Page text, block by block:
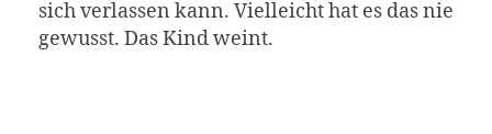
sich verlassen kann. Vielleicht hat es das nie
gewusst. Das Kind weint.